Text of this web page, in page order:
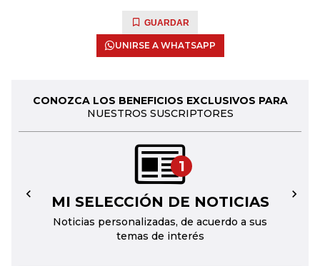
GUARDAR
UNIRSE A WHATSAPP
CONOZCA LOS BENEFICIOS EXCLUSIVOS PARA
NUESTROS SUSCRIPTORES
1
MI SELECCIÓN DE NOTICIAS
Noticias personalizadas, de acuerdo a sus
temas de interés
← →